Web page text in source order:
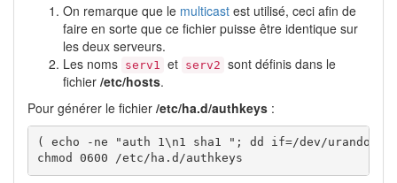
On remarque que le multicast est utilisé, ceci afin de
faire en sorte que ce fichier puisse être identique sur
les deux serveurs.
Les noms serv1 et serv2 sont définis dans le
fichier /etc/hosts.
Pour générer le fichier /etc/ha.d/authkeys :
( echo -ne "auth 1\n1 sha1 "; dd if=/dev/urandom
chmod 0600 /etc/ha.d/authkeys